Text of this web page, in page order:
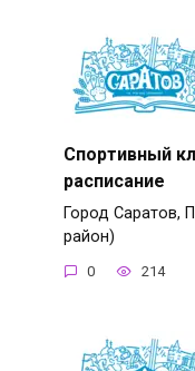
Спортивный
расписание
Город Саратов,
район)
0 214